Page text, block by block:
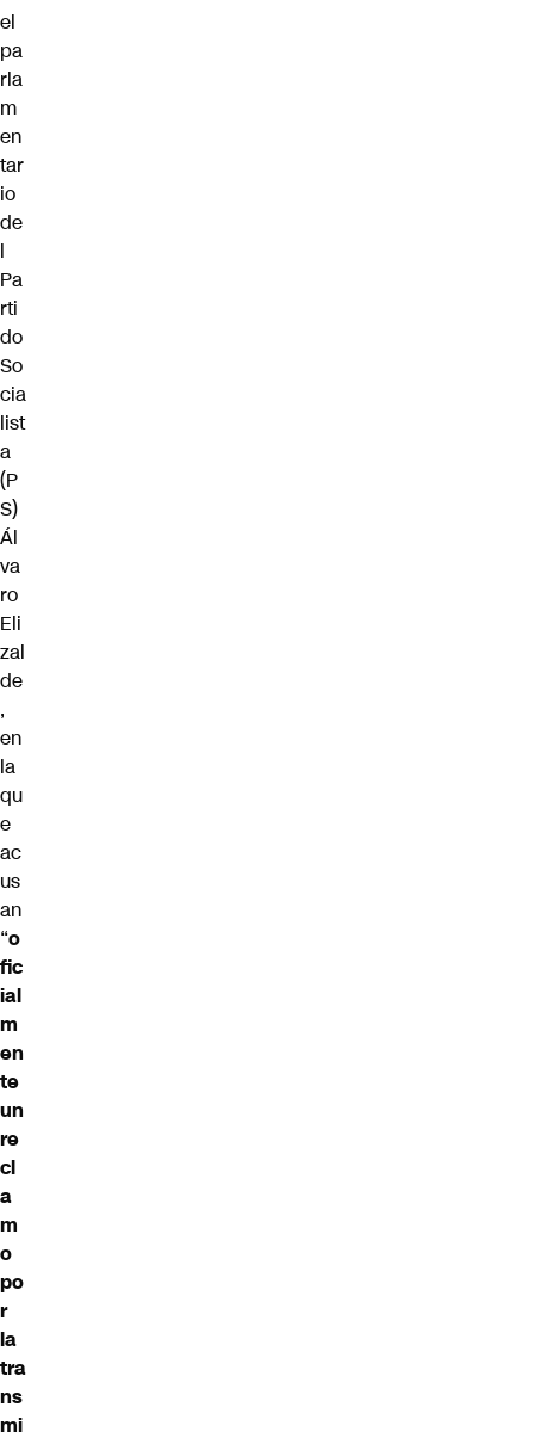
el
pa
rla
m
en
tar
io
de
l
Pa
rti
do
So
cia
list
a
(P
S)
Ál
va
ro
Eli
zal
de
,
en
la
qu
e
ac
us
an
“o
fic
ial
m
en
te
un
re
cl
a
m
o
po
r
la
tra
ns
mi